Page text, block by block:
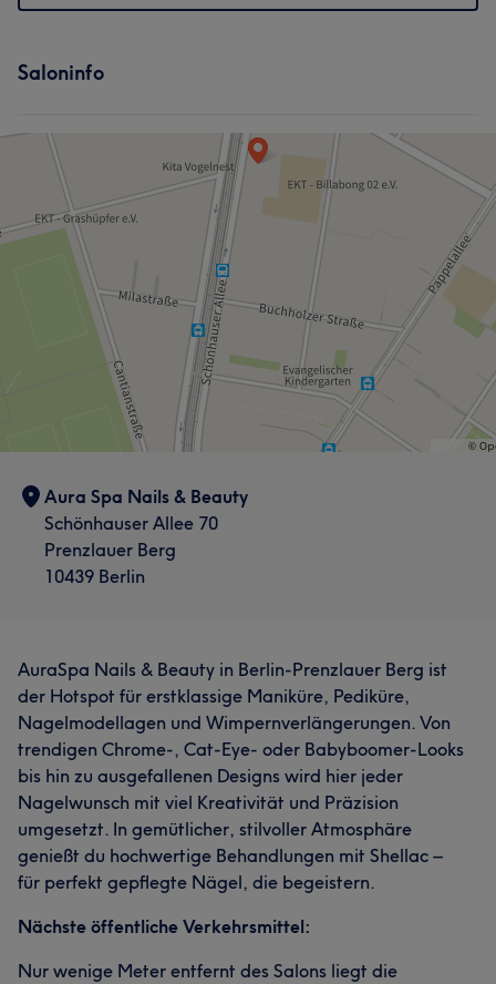
Saloninfo
Aura Spa Nails & Beauty
Schönhauser Allee 70
Prenzlauer Berg
10439 Berlin
AuraSpa Nails & Beauty in Berlin-Prenzlauer Berg ist
der Hotspot für erstklassige Maniküre, Pediküre,
Nagelmodellagen und Wimpernverlängerungen. Von
trendigen Chrome-, Cat-Eye- oder Babyboomer-Looks
bis hin zu ausgefallenen Designs wird hier jeder
Nagelwunsch mit viel Kreativität und Präzision
umgesetzt. In gemütlicher, stilvoller Atmosphäre
genießt du hochwertige Behandlungen mit Shellac –
für perfekt gepflegte Nägel, die begeistern.
Nächste öffentliche Verkehrsmittel:
Nur wenige Meter entfernt des Salons liegt die